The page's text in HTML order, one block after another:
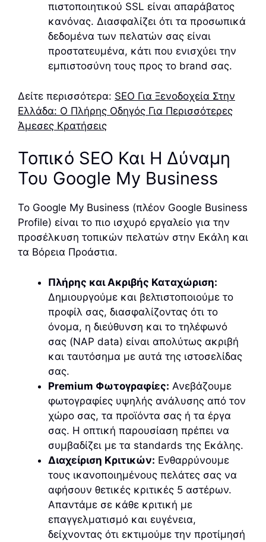
πιστοποιητικού SSL είναι απαράβατος
κανόνας. Διασφαλίζει ότι τα προσωπικά
δεδομένα των πελατών σας είναι
προστατευμένα, κάτι που ενισχύει την
εμπιστοσύνη τους προς το brand σας.
Δείτε περισσότερα: SEO Για Ξενοδοχεία Στην
Ελλάδα: Ο Πλήρης Οδηγός Για Περισσότερες
Άμεσες Κρατήσεις
Τοπικό SEO Και Η Δύναμη
Του Google My Business
Το Google My Business (πλέον Google Business
Profile) είναι το πιο ισχυρό εργαλείο για την
προσέλκυση τοπικών πελατών στην Εκάλη και
τα Βόρεια Προάστια.
Πλήρης και Ακριβής Καταχώριση:
Δημιουργούμε και βελτιστοποιούμε το
προφίλ σας, διασφαλίζοντας ότι το
όνομα, η διεύθυνση και το τηλέφωνό
σας (NAP data) είναι απολύτως ακριβή
και ταυτόσημα με αυτά της ιστοσελίδας
σας.
Premium Φωτογραφίες: Ανεβάζουμε
φωτογραφίες υψηλής ανάλυσης από τον
χώρο σας, τα προϊόντα σας ή τα έργα
σας. Η οπτική παρουσίαση πρέπει να
συμβαδίζει με τα standards της Εκάλης.
Διαχείριση Κριτικών: Ενθαρρύνουμε
τους ικανοποιημένους πελάτες σας να
αφήσουν θετικές κριτικές 5 αστέρων.
Απαντάμε σε κάθε κριτική με
επαγγελματισμό και ευγένεια,
δείχνοντας ότι εκτιμούμε την προτίμησή